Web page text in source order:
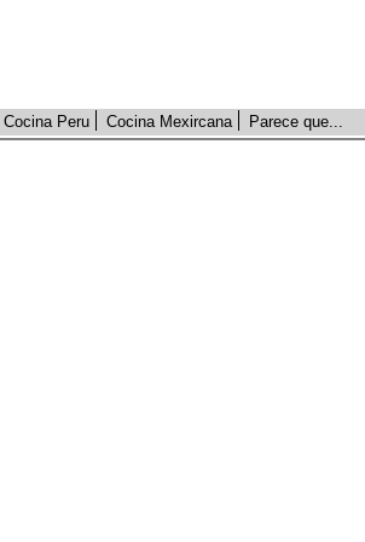
Cocina Peru Cocina Mexircana Parece que...